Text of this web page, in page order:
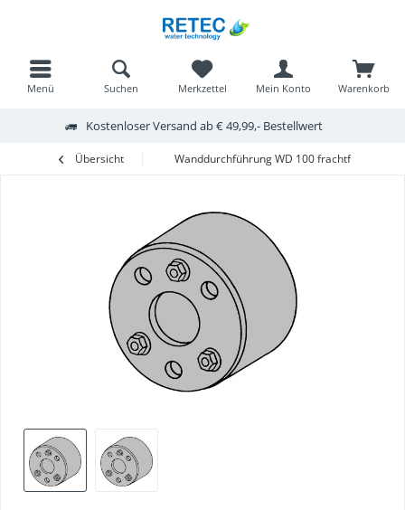
Kostenloser Versand ab € 49,99,- Bestellwert
Menü Warenkorb
Merkzettel Mein Konto
Suchen
Übersicht Wanddurchführung WD 100 frachtfrei